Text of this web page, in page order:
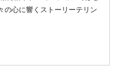
の心に響くストーリーテリン